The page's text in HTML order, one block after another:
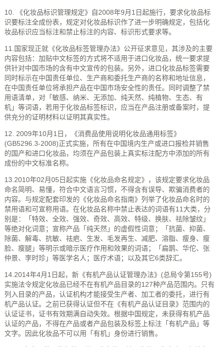
10. 《化妆品标识管理规定》自2008年9月1日起施行，要求化妆品标
识要标注全成份表，规定对化妆品标识作了进一步明确规定，包括化
妆品标识应当标注和禁止标注的内容、标识形式要求等。
11.国家现正就《化妆品标签管理办法》公开征求意见，其涉及的主要
内容包括：加贴中文标签的方式将不适用于进口化妆品，统一要求提
供针对中国市场的含有中文宣传的包装。另外，进口化妆品标签需要
同时标示在中国责任单位、生产商和委托生产商的名称和地址信息，
在中国责任单位将承担产品在中国市场安全性的责任。同时调整了禁
用语清单，对「敏感、纳米、无添加、纯天然、纯植物、生态、有
机」等词语，若用于化妆品标签标识，应当在产品注册或备案时，提
供充分的证明材料以证明其真实性。
12. 2009年10月1日，《消费品使用说明化妆品通用标签》
(GB5296.3-2008)正式实施，所有在中国境内生产或进口报检并销售
的国产和进口化妆品，均须在产品包装上真实标注配方中添加的所有
成份的中文标准名称。
13.2010年02月05日起实施《化妆品命名规定》，该规定要求化妆品
命名简明、易懂，符合中文语言习惯，不得含有误导、欺骗消费者的
内容。与规定配套印发的《化妆品命名指南》列举了化妆品命名时的
禁用语和可宣称用语。在化妆品名称中禁止表达的词语有11大类，分
别是：「特效、全效、强效、奇效、高效、特级、换肤、祛除皱纹」
等绝对化词意；宣称产品「纯天然」的虚假性词意；「抗菌、抑菌、
除菌、解毒、抗敏、祛疤、生发、毛发再生、减肥、溶脂、瘦身、瘦
脸、瘦腿」等明示或暗示医疗作用和效果的词语；「扁鹊、华佗、张
仲景、李时珍」等医学名人；医疗术语；以及其它6类辞汇。
14.2014年4月1日起，新《有机产品认证管理办法》(总局令第155号)
实施法令规定化妆品已经不在有机产品目录的127种产品范围内。只有
列入目录的产品，认证机构才能接受生产者、加工者的委托，进行有
机产品认证。之前已获得认证但不在《有机产品认证目录》范围内的
认证证书，证书有效期满自动失效。根据中国规定，未获得有机产品
认证的产品，不得在产品或者产品包装及标签上标注「有机产品」等
文字。因此化妆品不可以用「有机」身份进行销售。